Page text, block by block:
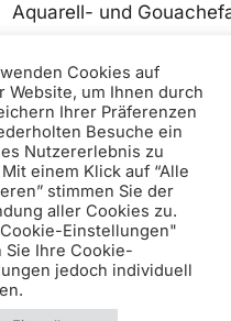
Aquarell- und
verwendet
sofort und
zu übersetzen. Bitte
Wenn Sie fehlerhafte
entdecken,
vornehmen können.
Cookies auf
Website, um Ihnen durch
Ihrer Präferenzen
Besuche ein
Nutzererlebnis zu
einem Klick auf “Alle
stimmen Sie der
aller Cookies zu.
Einstellungen"
Sie Ihre Cookie-
jedoch individuell